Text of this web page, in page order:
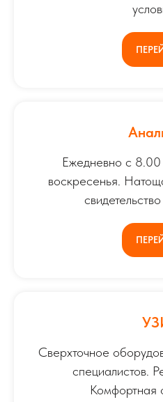
Ежедневно с
воскресенья.
Сверхточное
специалистов.
Комфортная